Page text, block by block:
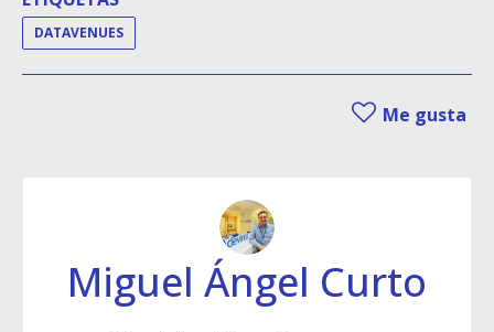
DATAVENUES
Me gusta
Miguel Ángel Curto